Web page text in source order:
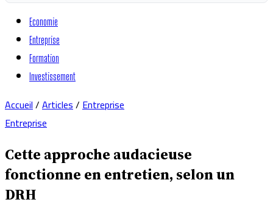
Economie
Entreprise
Formation
Investissement
Accueil/Articles/Entreprise
Entreprise
Cette approche audacieuse
fonctionne en entretien, selon un
DRH